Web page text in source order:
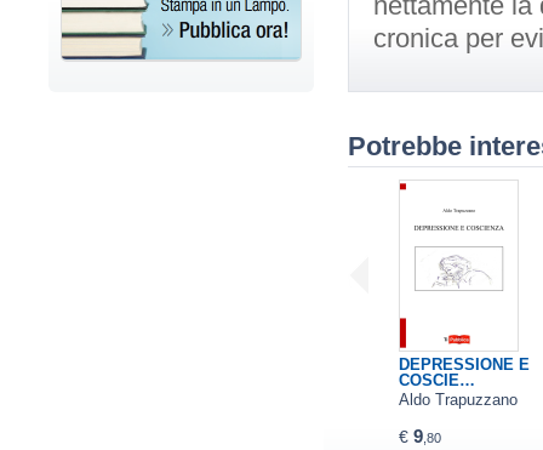
cronica per
Potrebbe
DEPRESSIONE E
COSCIE…
Aldo Trapuzzano
€ 9,80